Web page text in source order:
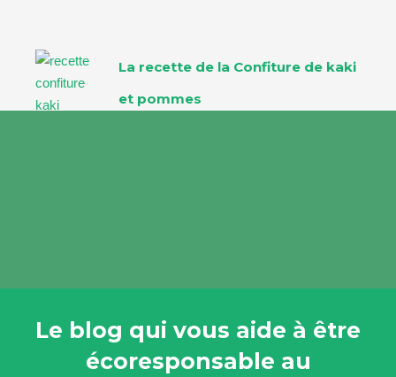
La recette de la Confiture de kaki
et pommes
Le blog qui vous aide à être
écoresponsable au